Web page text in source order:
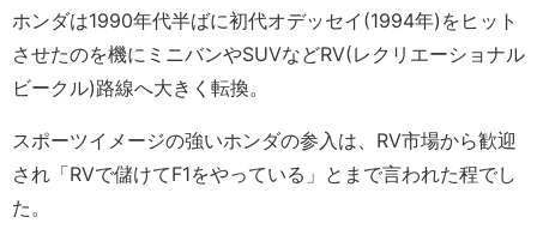
ホンダは1990年代半ばに初代オデッセイ(1994年)をヒット
させたのを機にミニバンやSUVなどRV(レクリエーショナル
ビークル)路線へ大きく転換。
スポーツイメージの強いホンダの参入は、RV市場から歓迎
され「RVで儲けてF1をやっている」とまで言われた程でし
た。